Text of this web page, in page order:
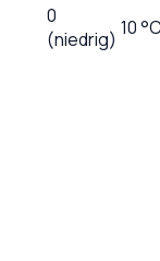
0
(niedrig) 10